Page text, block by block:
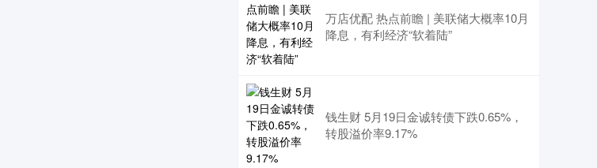
万店优配 热点前瞻 | 美联储大概率10月
降息，有利经济“软着陆”
钱生财 5月19日金诚转债下跌0.65%，
转股溢价率9.17%